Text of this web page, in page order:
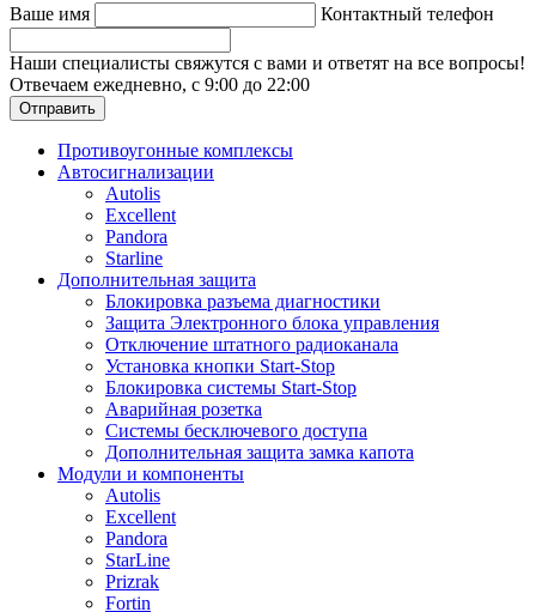
Ваше имя Контактный телефон
Наши специалисты свяжутся с вами и ответят на все вопросы!
Отвечаем ежедневно, с 9:00 до 22:00
Отправить
Противоугонные комплексы
Автосигнализации
Autolis
Excellent
Pandora
Starline
Дополнительная защита
Блокировка разъема диагностики
Защита Электронного блока управления
Отключение штатного радиоканала
Установка кнопки Start-Stop
Блокировка системы Start-Stop
Аварийная розетка
Системы бесключевого доступа
Дополнительная защита замка капота
Модули и компоненты
Autolis
Excellent
Pandora
StarLine
Prizrak
Fortin